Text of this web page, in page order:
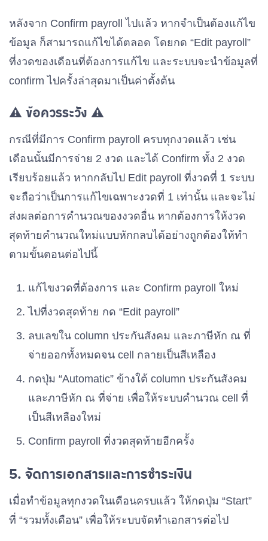
หลังจาก Confirm payroll ไปแล้ว หากจำเป็นต้องแก้ไข
ข้อมูล ก็สามารถแก้ไขได้ตลอด โดยกด “Edit payroll”
ที่งวดของเดือนที่ต้องการแก้ไข และระบบจะนำข้อมูลที่
confirm ไปครั้งล่าสุดมาเป็นค่าตั้งต้น
⚠️ ข้อควรระวัง ⚠️
กรณีที่มีการ Confirm payroll ครบทุกงวดแล้ว เช่น
เดือนนั้นมีการจ่าย 2 งวด และได้ Confirm ทั้ง 2 งวด
เรียบร้อยแล้ว หากกลับไป Edit payroll ที่งวดที่ 1 ระบบ
จะถือว่าเป็นการแก้ไขเฉพาะงวดที่ 1 เท่านั้น และจะไม่
ส่งผลต่อการคำนวณของงวดอื่น หากต้องการให้งวด
สุดท้ายคำนวณใหม่แบบหักกลบได้อย่างถูกต้องให้ทำ
ตามขั้นตอนต่อไปนี้
แก้ไขงวดที่ต้องการ และ Confirm payroll ใหม่
ไปที่งวดสุดท้าย กด “Edit payroll”
ลบเลขใน column ประกันสังคม และภาษีหัก ณ ที่
จ่ายออกทั้งหมดจน cell กลายเป็นสีเหลือง
กดปุ่ม “Automatic” ข้างใต้ column ประกันสังคม
และภาษีหัก ณ ที่จ่าย เพื่อให้ระบบคำนวณ cell ที่
เป็นสีเหลืองใหม่
Confirm payroll ที่งวดสุดท้ายอีกครั้ง
5. จัดการเอกสารและการชำระเงิน
เมื่อทำข้อมูลทุกงวดในเดือนครบแล้ว ให้กดปุ่ม “Start”
ที่ “รวมทั้งเดือน” เพื่อให้ระบบจัดทำเอกสารต่อไป